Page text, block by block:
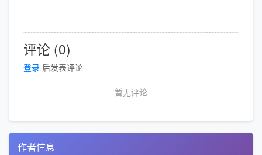
评论 (0)
登录 后发表评论
暂无评论
作者信息